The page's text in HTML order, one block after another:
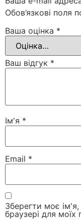
Обов’язкові поля
Ваша оцінка *
Ваш відгук *
Ім'я *
Email *
Зберегти моє
браузері для